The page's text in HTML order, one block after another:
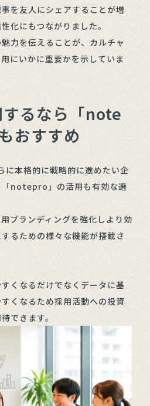
を友人にシェアすることが増
化にもつながりました。
力を伝えることが、カルチャ
にいかに重要かを示していま
るなら「note
おすすめ
本格的に戦略的に進めたい企
「notepro」の活用も有効な選
ブランディングを強化しより効
るための様々な機能が搭載さ
くなるだけでなくデータに基
くなるため採用活動への投資
できます。